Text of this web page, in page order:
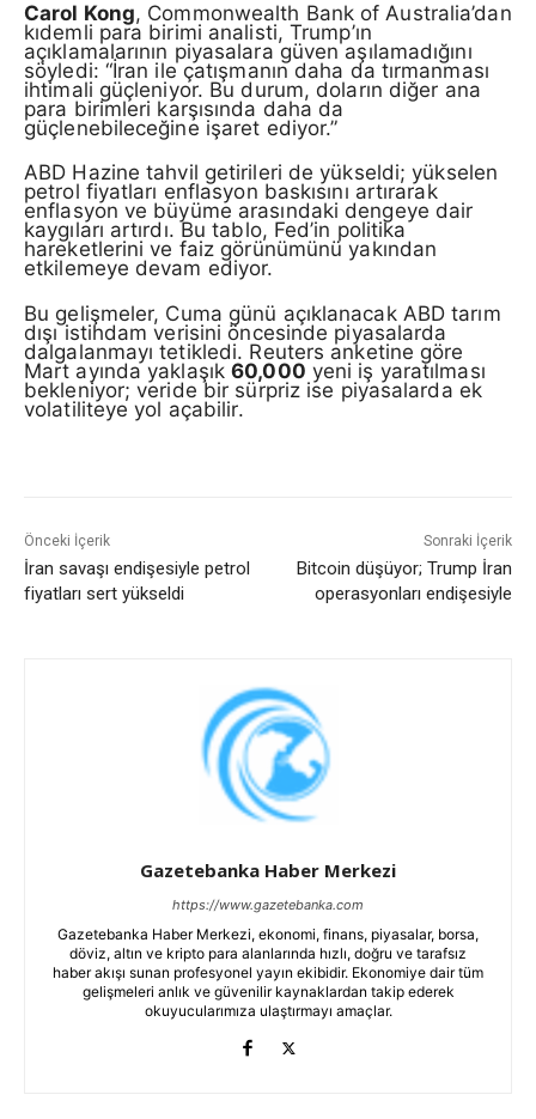
Carol Kong, Commonwealth Bank of Australia’dan
kıdemli para birimi analisti, Trump’ın
açıklamalarının piyasalara güven aşılamadığını
söyledi: “İran ile çatışmanın daha da tırmanması
ihtimali güçleniyor. Bu durum, doların diğer ana
para birimleri karşısında daha da
güçlenebileceğine işaret ediyor.”
ABD Hazine tahvil getirileri de yükseldi; yükselen
petrol fiyatları enflasyon baskısını artırarak
enflasyon ve büyüme arasındaki dengeye dair
kaygıları artırdı. Bu tablo, Fed’in politika
hareketlerini ve faiz görünümünü yakından
etkilemeye devam ediyor.
Bu gelişmeler, Cuma günü açıklanacak ABD tarım
dışı istihdam verisini öncesinde piyasalarda
dalgalanmayı tetikledi. Reuters anketine göre
Mart ayında yaklaşık60,000 yeni iş yaratılması
bekleniyor; veride bir sürpriz ise piyasalarda ek
volatiliteye yol açabilir.
Önceki İçerik
İran savaşı endişesiyle petrol
fiyatları sert yükseldi
Sonraki İçerik
Bitcoin düşüyor; Trump İran
operasyonları endişesiyle
Gazetebanka Haber Merkezi
https://www.gazetebanka.com
Gazetebanka Haber Merkezi, ekonomi, finans, piyasalar, borsa,
döviz, altın ve kripto para alanlarında hızlı, doğru ve tarafsız
haber akışı sunan profesyonel yayın ekibidir. Ekonomiye dair tüm
gelişmeleri anlık ve güvenilir kaynaklardan takip ederek
okuyucularımıza ulaştırmayı amaçlar.